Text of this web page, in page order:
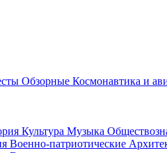
Обзорные Космонавтика и
Культура Музыка
Военно-патриотические